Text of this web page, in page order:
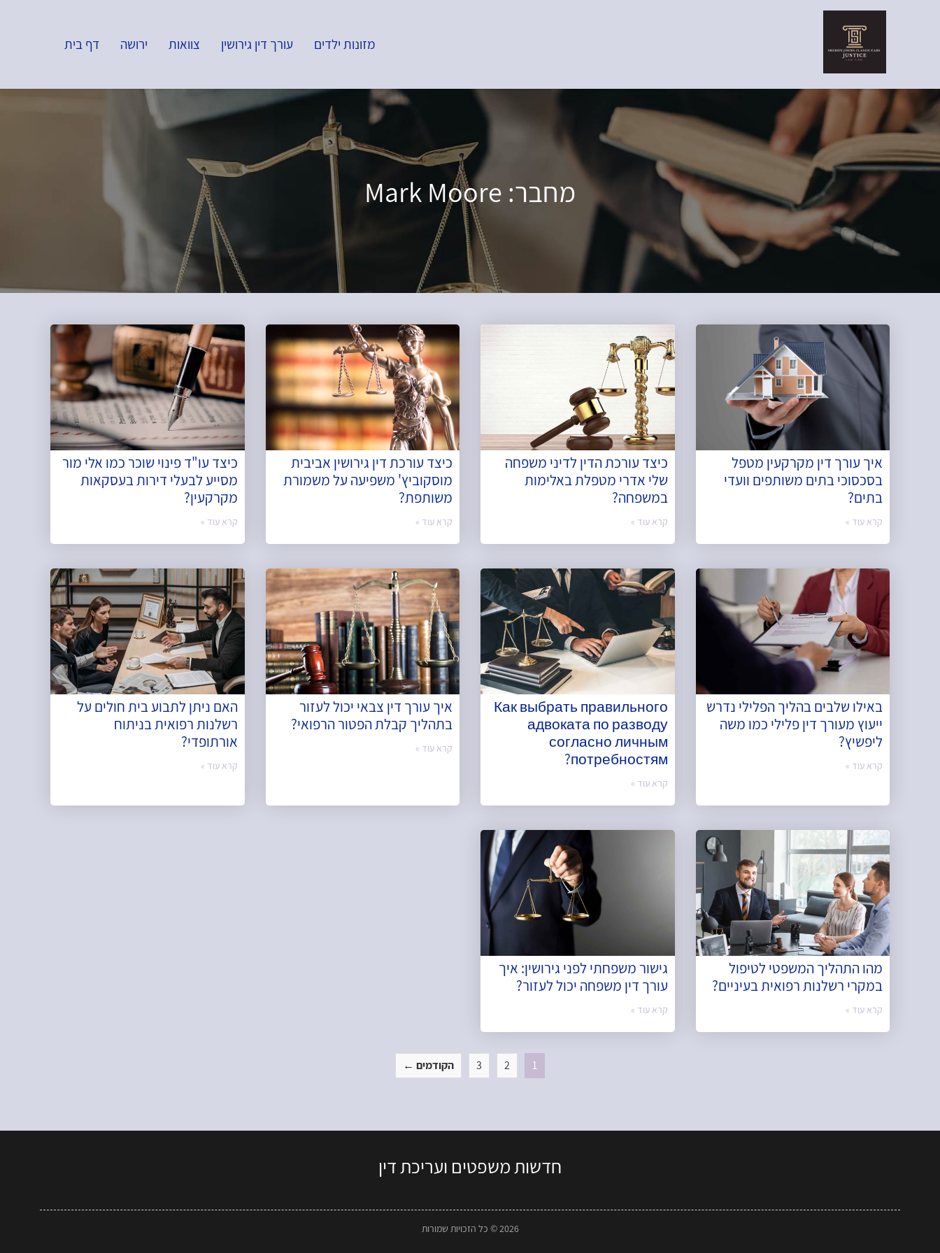
מזונות ילדים עורך דין גירושין צוואות ירושה דף בית
מחבר: Mark Moore
איך עורך דין מקרקעין מטפל
בסכסוכי בתים משותפים וועדי
בתים?
קרא עוד »
כיצד עורכת הדין לדיני משפחה
שלי אדרי מטפלת באלימות
במשפחה?
קרא עוד »
כיצד עורכת דין גירושין אביבית
מוסקוביץ' משפיעה על משמורת
משותפת?
קרא עוד »
כיצד עו"ד פינוי שוכר כמו אלי מור
מסייע לבעלי דירות בעסקאות
מקרקעין?
קרא עוד »
באילו שלבים בהליך הפלילי נדרש
ייעוץ מעורך דין פלילי כמו משה
ליפשיץ?
קרא עוד »
Как выбрать правильного
адвоката по разводу
согласно личным
потребностям?
קרא עוד »
איך עורך דין צבאי יכול לעזור
בתהליך קבלת הפטור הרפואי?
קרא עוד »
האם ניתן לתבוע בית חולים על
רשלנות רפואית בניתוח
אורתופדי?
קרא עוד »
מהו התהליך המשפטי לטיפול
במקרי רשלנות רפואית בעיניים?
קרא עוד »
גישור משפחתי לפני גירושין: איך
עורך דין משפחה יכול לעזור?
קרא עוד »
1
2
3 הקודמים ←
חדשות משפטים ועריכת דין
2026 © כל הזכויות שמורות